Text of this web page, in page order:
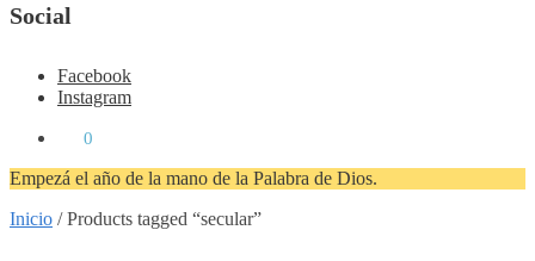
Social
Facebook
Instagram
0
Empezá el año de la mano de la Palabra de Dios.
Inicio /Products tagged “secular”